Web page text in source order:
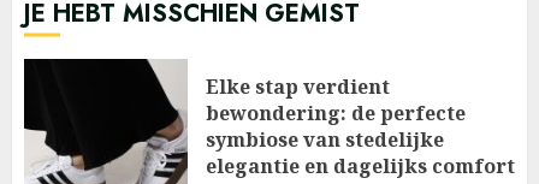
JE HEBT MISSCHIEN GEMIST
Elke stap verdient
bewondering: de perfecte
symbiose van stedelijke
elegantie en dagelijks comfort